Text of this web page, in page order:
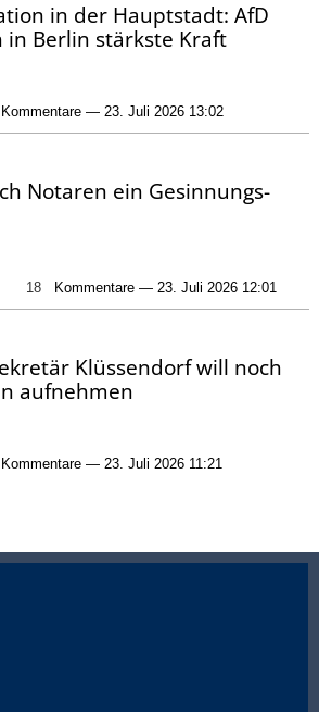
in der Hauptstadt: AfD
in Berlin stärkste Kraft
Kommentare — 23. Juli 2026 13:02
Notaren ein Gesinnungs-
18 Kommentare — 23. Juli 2026 12:01
Klüssendorf will noch
aufnehmen
Kommentare — 23. Juli 2026 11:21